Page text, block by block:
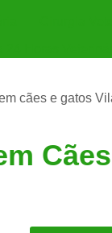
Gatos
Clínica
Clínica
cães e gatos